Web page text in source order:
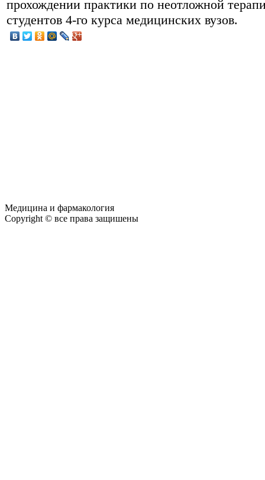
прохождении практики по неотложной
студентов 4-го курса медицинских вузов.
Медицина и фармакология
Copyright © все права защишены